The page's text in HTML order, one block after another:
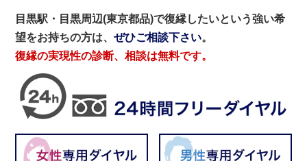
目黒駅・目黒周辺(東京都品)で復縁したいという強い希
望をお持ちの方は、ぜひご相談下さい。
復縁の実現性の診断、相談は無料です。